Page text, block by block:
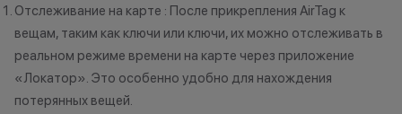
обоснованные причины).
•Организатор (продавец) на свое
усмотрение имеет право
изменить условия акции в
жидкостями.
2. Мгновенная
вашего
Отслеживание на карте : После прикрепления AirTag к
вещам, таким как ключи или ключи, их можно отслеживать в
реальном режиме времени на карте через приложение
«Локатор». Это особенно удобно для нахождения
потерянных вещей.